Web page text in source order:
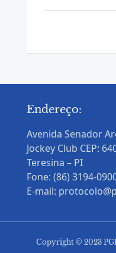
Endereço:
Avenida Senador
Jockey Club CEP:
Teresina – PI
Fone: (86) 3194-
E-mail:
Copyright © 2023